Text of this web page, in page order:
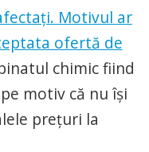
Motivul ar
ofertă de
chimic fiind
motiv că nu își
prețuri la